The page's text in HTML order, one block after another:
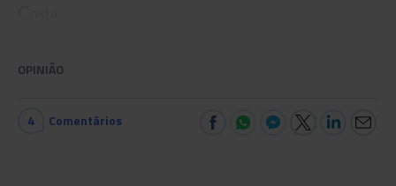
OPINIÃO
4 Comentários